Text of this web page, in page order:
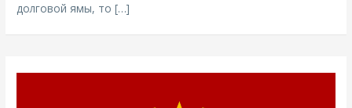
долговой ямы, то […]